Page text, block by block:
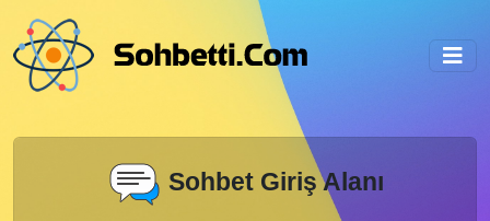
Sohbet Giriş Alanı